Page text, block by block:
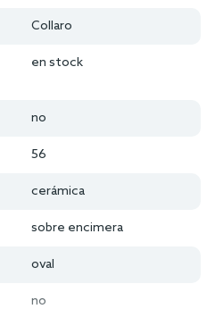
Collaro
en stock
no
56
cerámica
sobre encimera
oval
no